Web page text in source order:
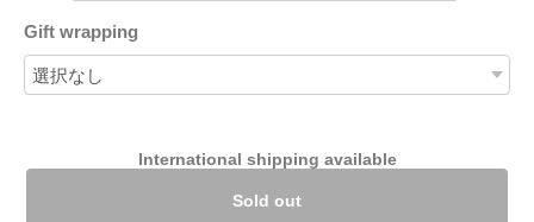
Gift wrapping
International shipping available
Sold out